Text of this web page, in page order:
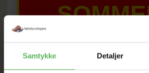
Samtykke Detaljer
TIL D. 8